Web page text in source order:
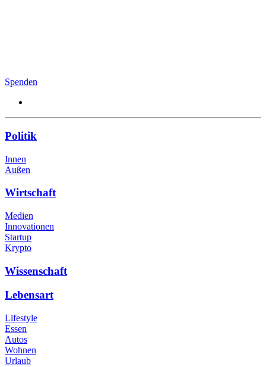
Spenden
Politik
Innen
Außen
Wirtschaft
Medien
Innovationen
Startup
Krypto
Wissenschaft
Lebensart
Lifestyle
Essen
Autos
Wohnen
Urlaub